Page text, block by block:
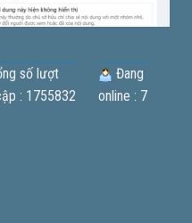
số lượt
: 1755832
Đang
online : 7